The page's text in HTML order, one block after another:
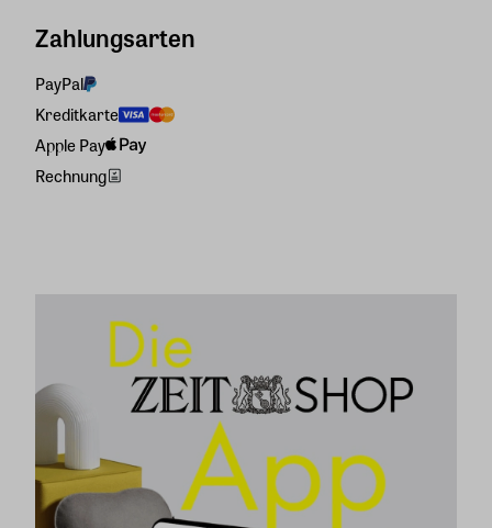
Zahlungsarten
PayPal
Kreditkarte
Apple Pay
Rechnung